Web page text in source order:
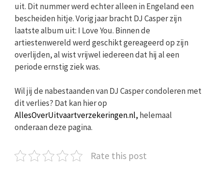
uit. Dit nummer werd echter alleen in Engeland een
bescheiden hitje. Vorig jaar bracht DJ Casper zijn
laatste album uit: I Love You. Binnen de
artiestenwereld werd geschikt gereageerd op zijn
overlijden, al wist vrijwel iedereen dat hij al een
periode ernstig ziek was.
Wil jij de nabestaanden van DJ Casper condoleren met
dit verlies? Dat kan hier op
AllesOverUitvaartverzekeringen.nl, helemaal
onderaan deze pagina.
Rate this post